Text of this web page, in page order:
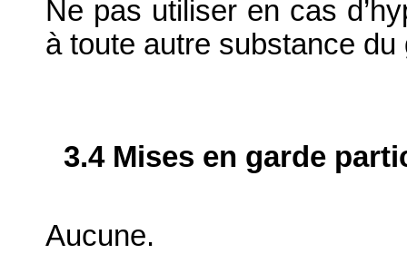
Ne pas utiliser en cas
à toute autre substance
3.4 Mises en garde
Aucune.